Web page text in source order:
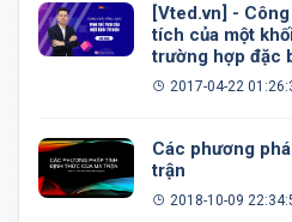
[Vted.vn] -
tích của một
trường hợp đặc
2017-04-22
Các phương
trận
2018-10-09